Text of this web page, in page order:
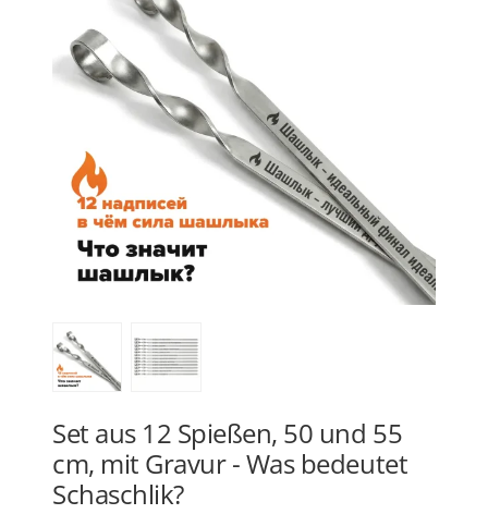
Set aus 12 Spießen, 50 und 55
cm, mit Gravur - Was bedeutet
Schaschlik?